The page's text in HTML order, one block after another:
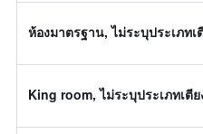
ห้องมาตรฐาน, ไม่ระบุประเภทเ
King room, ไม่ระบุประเภทเตีย